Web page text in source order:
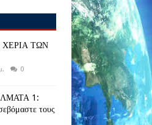
ΤΩΝ
0
1:
τους